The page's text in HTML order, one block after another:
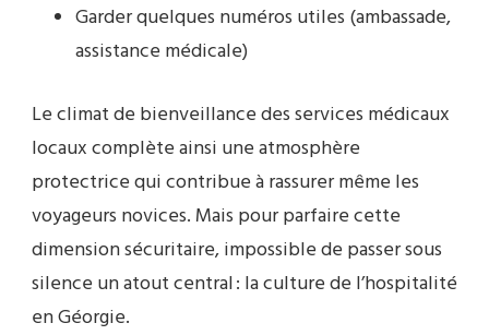
Garder quelques numéros utiles (ambassade,
assistance médicale)
Le climat de bienveillance des services médicaux
locaux complète ainsi une atmosphère
protectrice qui contribue à rassurer même les
voyageurs novices. Mais pour parfaire cette
dimension sécuritaire, impossible de passer sous
silence un atout central : la culture de l’hospitalité
en Géorgie.